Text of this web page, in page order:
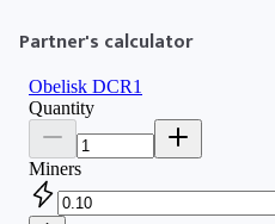
Partner's calculator